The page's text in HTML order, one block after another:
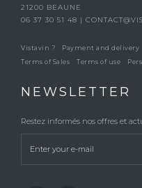
21200 BEAUNE
06 37 30 51 48 |
Vistavin ? Payment and delivery
Terms of Sales
Terms of use
NEWSLETTER
Restez informés nos offres et